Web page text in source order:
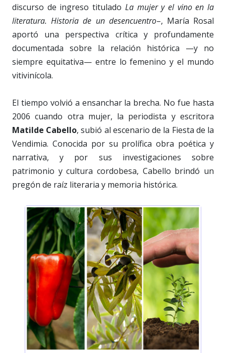
discurso de ingreso titulado La mujer y el vino en la
literatura. Historia de un desencuentro–, María Rosal
aportó una perspectiva crítica y profundamente
documentada sobre la relación histórica —y no
siempre equitativa— entre lo femenino y el mundo
vitivinícola.
El tiempo volvió a ensanchar la brecha. No fue hasta
2006 cuando otra mujer, la periodista y escritora
Matilde Cabello, subió al escenario de la Fiesta de la
Vendimia. Conocida por su prolífica obra poética y
narrativa, y por sus investigaciones sobre
patrimonio y cultura cordobesa, Cabello brindó un
pregón de raíz literaria y memoria histórica.